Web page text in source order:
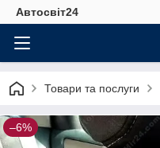
Автосвіт24
Товари та послуги
–6%